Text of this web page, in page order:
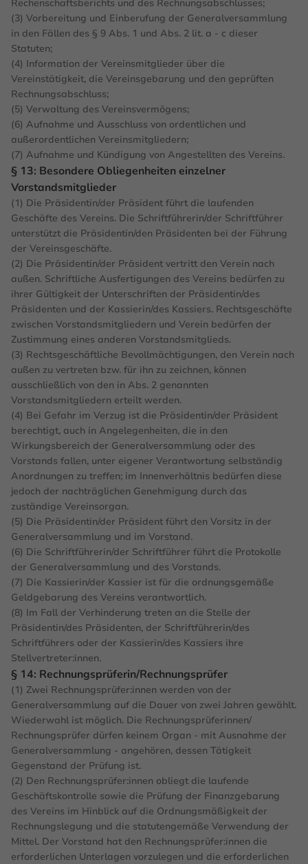
Rechenschaftsberichts und des Rechnungsabschlusses;
(3) Vorbereitung und Einberufung der Generalversammlung
in den Fällen des § 9 Abs. 1 und Abs. 2 lit. a - c dieser
Statuten;
(4) Information der Vereinsmitglieder über die
Vereinstätigkeit, die Vereinsgebarung und den geprüften
Rechnungsabschluss;
(5) Verwaltung des Vereinsvermögens;
(6) Aufnahme und Ausschluss von ordentlichen und
außerordentlichen Vereinsmitgliedern;
(7) Aufnahme und Kündigung von Angestellten des Vereins.
§ 13: Besondere Obliegenheiten einzelner
Vorstandsmitglieder
(1) Die Präsidentin/der Präsident führt die laufenden
Geschäfte des Vereins. Die Schriftführerin/der Schriftführer
unterstützt die Präsidentin/den Präsidenten bei der Führung
der Vereinsgeschäfte.
(2) Die Präsidentin/der Präsident vertritt den Verein nach
außen. Schriftliche Ausfertigungen des Vereins bedürfen zu
ihrer Gültigkeit der Unterschriften der Präsidentin/des
Präsidenten und der Kassierin/des Kassiers. Rechtsgeschäfte
zwischen Vorstandsmitgliedern und Verein bedürfen der
Zustimmung eines anderen Vorstandsmitglieds.
(3) Rechtsgeschäftliche Bevollmächtigungen, den Verein nach
außen zu vertreten bzw. für ihn zu zeichnen, können
ausschließlich von den in Abs. 2 genannten
Vorstandsmitgliedern erteilt werden.
(4) Bei Gefahr im Verzug ist die Präsidentin/der Präsident
berechtigt, auch in Angelegenheiten, die in den
Wirkungsbereich der Generalversammlung oder des
Vorstands fallen, unter eigener Verantwortung selbständig
Anordnungen zu treffen; im Innenverhältnis bedürfen diese
jedoch der nachträglichen Genehmigung durch das
zuständige Vereinsorgan.
(5) Die Präsidentin/der Präsident führt den Vorsitz in der
Generalversammlung und im Vorstand.
(6) Die Schriftführerin/der Schriftführer führt die Protokolle
der Generalversammlung und des Vorstands.
(7) Die Kassierin/der Kassier ist für die ordnungsgemäße
Geldgebarung des Vereins verantwortlich.
(8) Im Fall der Verhinderung treten an die Stelle der
Präsidentin/des Präsidenten, der Schriftführerin/des
Schriftführers oder der Kassierin/des Kassiers ihre
Stellvertreter:innen.
§ 14: Rechnungsprüferin/Rechnungsprüfer
(1) Zwei Rechnungsprüfer:innen werden von der
Generalversammlung auf die Dauer von zwei Jahren gewählt.
Wiederwahl ist möglich. Die Rechnungsprüferinnen/
Rechnungsprüfer dürfen keinem Organ - mit Ausnahme der
Generalversammlung - angehören, dessen Tätigkeit
Gegenstand der Prüfung ist.
(2) Den Rechnungsprüfer:innen obliegt die laufende
Geschäftskontrolle sowie die Prüfung der Finanzgebarung
des Vereins im Hinblick auf die Ordnungsmäßigkeit der
Rechnungslegung und die statutengemäße Verwendung der
Mittel. Der Vorstand hat den Rechnungsprüfer:innen die
erforderlichen Unterlagen vorzulegen und die erforderlichen